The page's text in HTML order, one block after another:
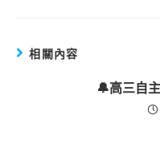
相關內容
🔔高三自